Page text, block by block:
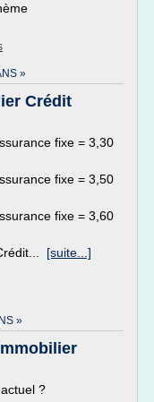
»
Crédit
fixe = 3,30
fixe = 3,50
fixe = 3,60
[suite...]
»
?